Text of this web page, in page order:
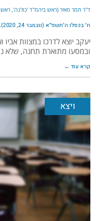
ד"ר תמר מאיר (ראש ביהמ"ד 'כולנה', ראש
ח׳ בכסלו ה׳תשפ״א (נובמבר 24, 2020)
יעקב יוצא לדרכו במצוות
ובמסעו מתוארת תחנה, שלא
קרא עוד ←
ויצא